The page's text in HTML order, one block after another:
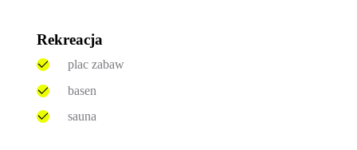
Rekreacja
plac zabaw
basen
sauna